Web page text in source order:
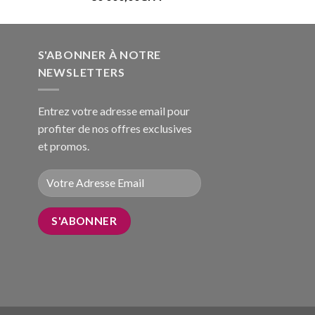
S'ABONNER À NOTRE
NEWSLETTERS
Entrez votre adresse email pour
profiter de nos offres exclusives
et promos.